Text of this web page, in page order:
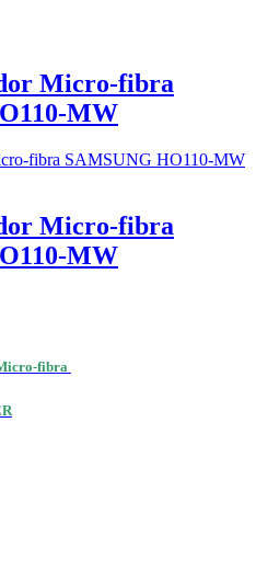
Micro-fibra
MW
Micro-fibra
MW
fibra